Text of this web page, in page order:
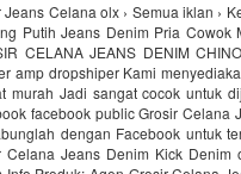
Jeans Celana olx › Semua iklan ›
Putih Jeans Denim Pria
CELANA JEANS DENIM
amp dropshiper Kami
murah Jadi sangat cocok untuk
facebook public Grosir Celana
dengan Facebook untuk
Celana Jeans Denim Kick